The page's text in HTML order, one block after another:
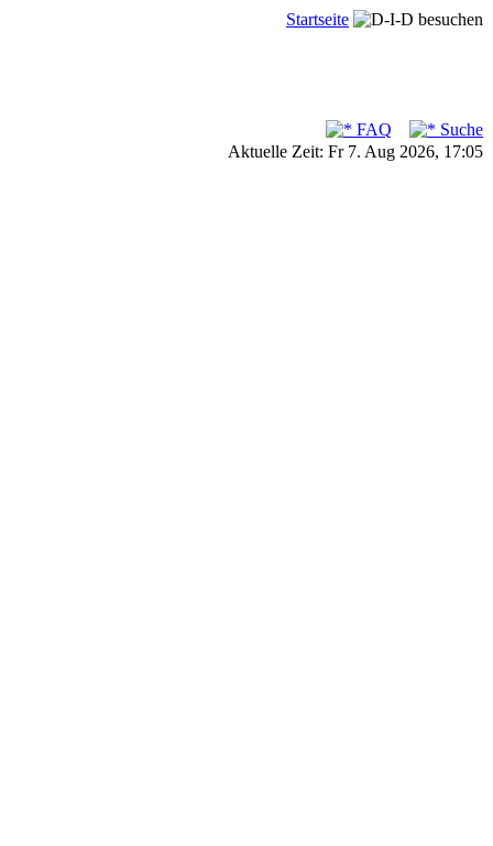
Startseite
FAQ
Suche
Aktuelle Zeit: Fr 7. Aug 2026, 17:05